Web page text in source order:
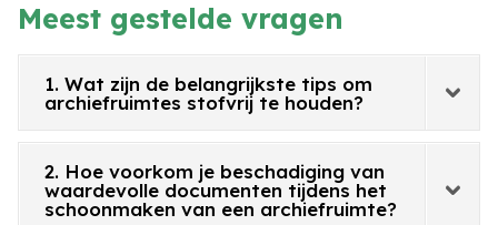
Meest gestelde vragen
1. Wat zijn de belangrijkste tips om
archiefruimtes stofvrij te houden?
2. Hoe voorkom je beschadiging van
waardevolle documenten tijdens het
schoonmaken van een archiefruimte?